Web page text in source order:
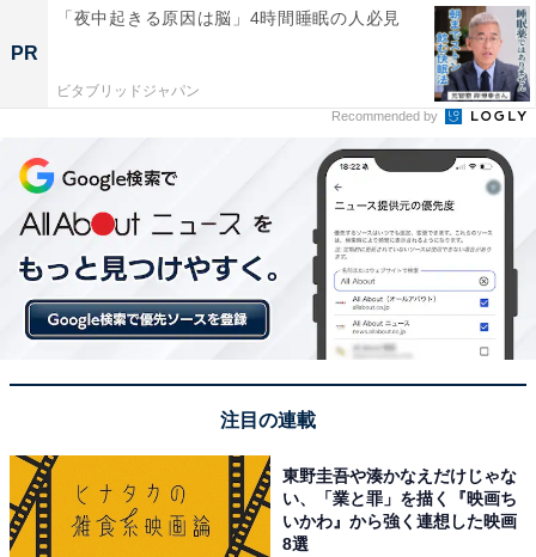
浜松「蔵前家」の店主がラー博で「六角家」の味
を復活
PR
「夜中起きる原因は脳」4時間睡眠の人必見
ビタブリッドジャパン
Recommended by
注目の連載
東野圭吾や湊かなえだけじゃな
い、「業と罪」を描く『映画ち
いかわ』から強く連想した映画
8選